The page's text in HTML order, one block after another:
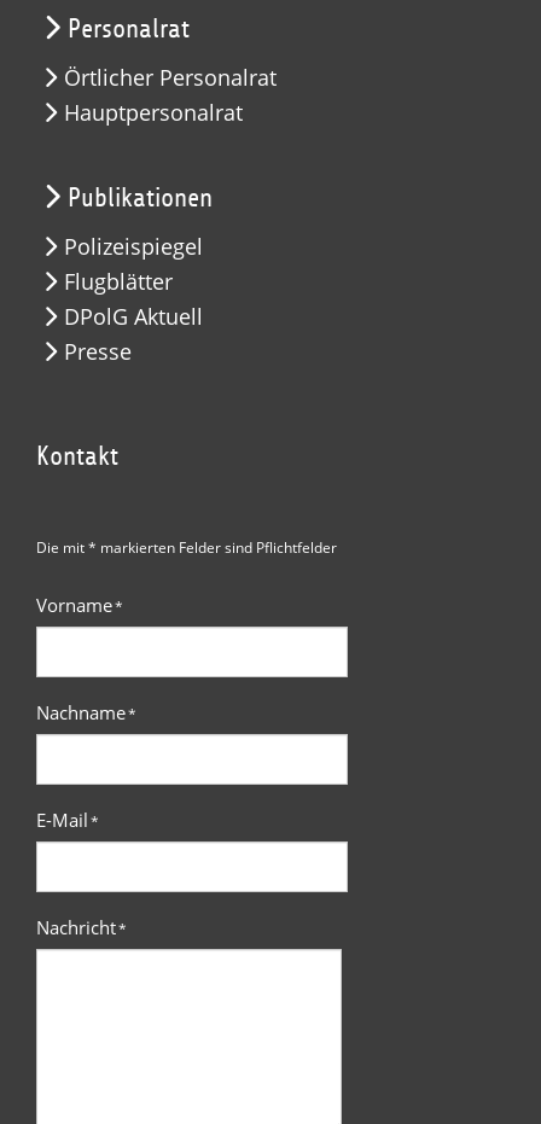
Personalrat
Örtlicher Personalrat
Hauptpersonalrat
Publikationen
Polizeispiegel
Flugblätter
DPolG Aktuell
Presse
Kontakt
Die mit * markierten Felder sind Pflichtfelder
Vorname*
Nachname*
E-Mail*
Nachricht*